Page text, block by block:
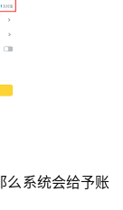
么系统会给予账